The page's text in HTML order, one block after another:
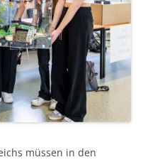
müssen in den